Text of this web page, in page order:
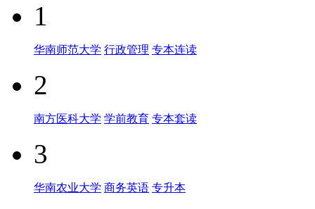
1
华南师范大学 行政管理 专本连读
2
南方医科大学 学前教育 专本套读
3
华南农业大学 商务英语 专升本